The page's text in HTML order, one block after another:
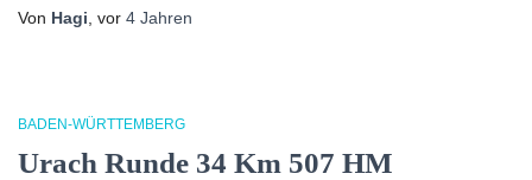
Von Hagi , vor 4 Jahren
BADEN-WÜRTTEMBERG
Urach Runde 34 Km 507 HM